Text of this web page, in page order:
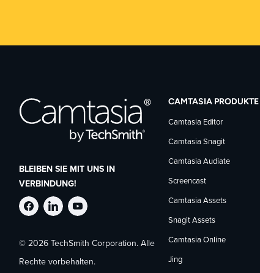
BLEIBEN SIE MIT UNS IN
VERBINDUNG!
TechSmith
auf
TechSmith
auf
TechSmith
auf
© 2026 TechSmith Corporation. Alle
Rechte vorbehalten.
CAMTASIA PRODUKTE
Camtasia Editor
Camtasia Snagit
Camtasia Audiate
Screencast
Camtasia Assets
Snagit Assets
Camtasia Online
Jing